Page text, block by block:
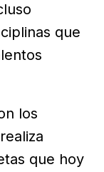
que
los
que hoy